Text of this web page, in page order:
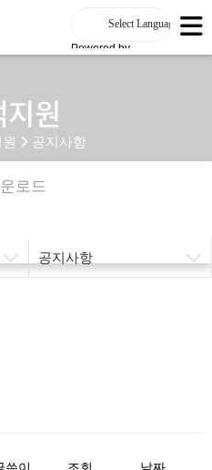
Powered by
원
공지사항
로드
공지사항